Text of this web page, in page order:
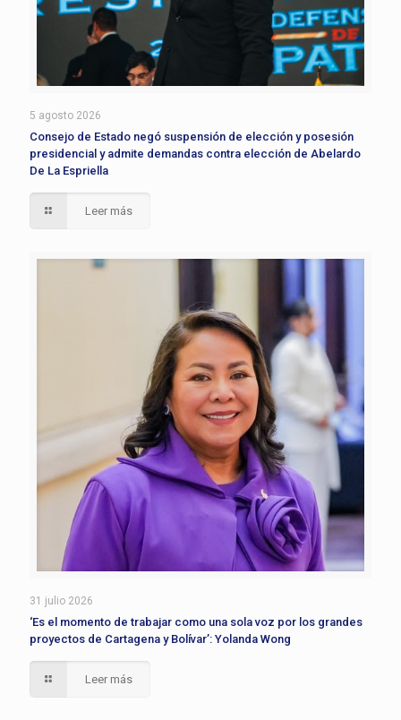
5 agosto 2026
Consejo de Estado negó suspensión de elección y posesión
presidencial y admite demandas contra elección de Abelardo
De La Espriella
Leer más
31 julio 2026
‘Es el momento de trabajar como una sola voz por los grandes
proyectos de Cartagena y Bolívar’: Yolanda Wong
Leer más